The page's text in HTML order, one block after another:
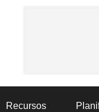
Recursos